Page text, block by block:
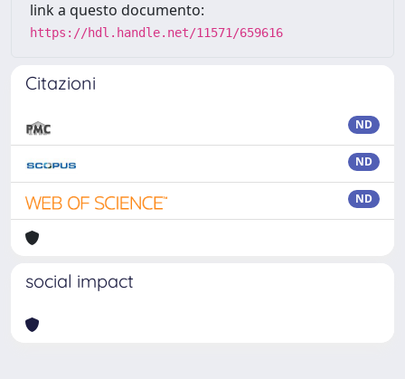
link a questo documento:
https://hdl.handle.net/11571/659616
Citazioni
ND
ND
ND
social impact